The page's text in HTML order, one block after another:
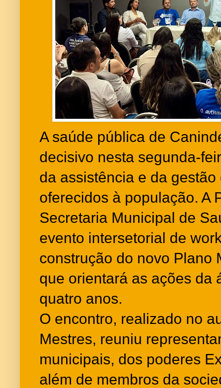
A saúde pública de
decisivo nesta segunda-
da assistência e da
oferecidos à população. A
Secretaria Municipal de
evento intersetorial de
construção do novo Plano
que orientará as ações da
quatro anos.
O encontro, realizado no
Mestres, reuniu
municipais, dos poderes
além de membros da